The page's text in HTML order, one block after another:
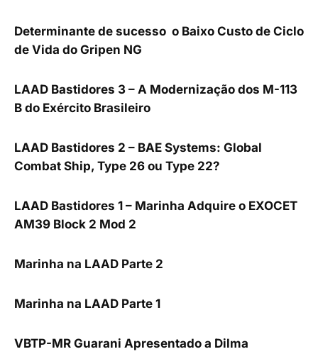
Determinante de sucesso  o Baixo Custo de Ciclo
de Vida do Gripen NG
LAAD Bastidores 3 – A Modernização dos M-113
B do Exército Brasileiro
LAAD Bastidores 2 – BAE Systems: Global
Combat Ship, Type 26 ou Type 22?
LAAD Bastidores 1 – Marinha Adquire o EXOCET
AM39 Block 2 Mod 2
Marinha na LAAD Parte 2
Marinha na LAAD Parte 1
VBTP-MR Guarani Apresentado a Dilma